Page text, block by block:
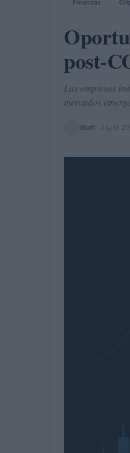
Finanzas
post-
Las empresas
mercados
Staff 2 julio